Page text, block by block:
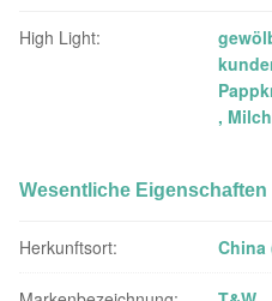
High Light:
,
Wesentliche Eigenschaften
Herkunftsort: China